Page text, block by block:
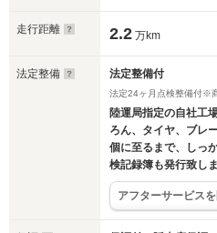
走行距離 2.2 万km
法定整備 法定整備付
法定24ヶ月点検整備付※
陸運局指定の自社工
ろん、タイヤ、ブレ
個に至るまで、しっ
検記録簿も発行致し
アフターサービス